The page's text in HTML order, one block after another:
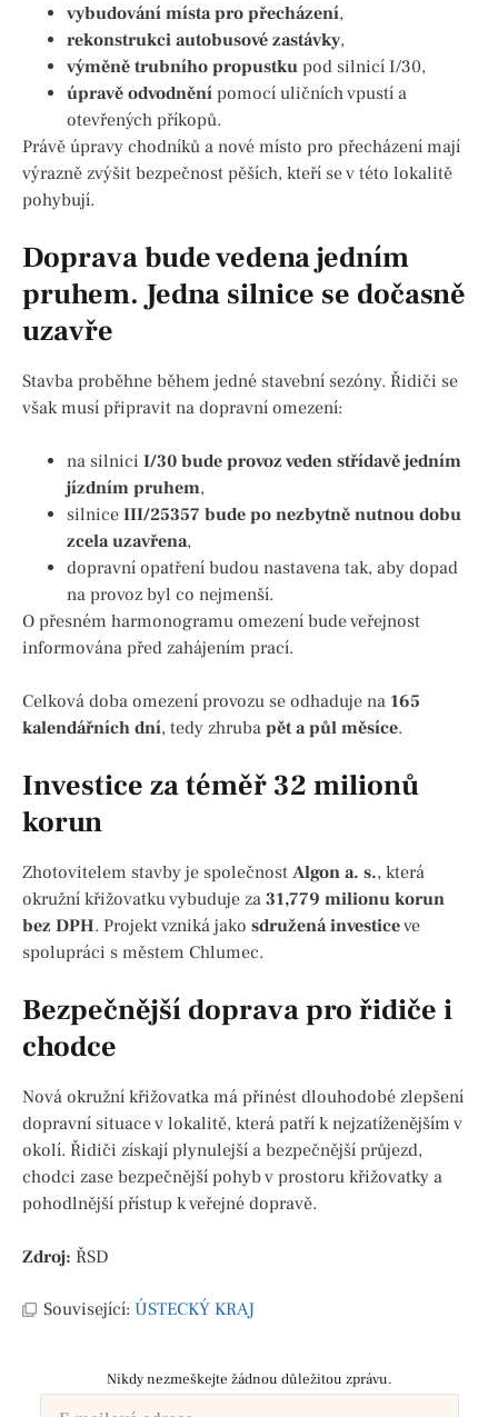
vybudování místa pro přecházení,
rekonstrukci autobusové zastávky,
výměně trubního propustku pod silnicí I/30,
úpravě odvodnění pomocí uličních vpustí a
otevřených příkopů.
Právě úpravy chodníků a nové místo pro přecházení mají
výrazně zvýšit bezpečnost pěších, kteří se v této lokalitě
pohybují.
Doprava bude vedena jedním
pruhem. Jedna silnice se dočasně
uzavře
Stavba proběhne během jedné stavební sezóny. Řidiči se
však musí připravit na dopravní omezení:
na silnici I/30 bude provoz veden střídavě jedním
jízdním pruhem,
silnice III/25357 bude po nezbytně nutnou dobu
zcela uzavřena,
dopravní opatření budou nastavena tak, aby dopad
na provoz byl co nejmenší.
O přesném harmonogramu omezení bude veřejnost
informována před zahájením prací.
Celková doba omezení provozu se odhaduje na 165
kalendářních dní, tedy zhruba pět a půl měsíce.
Investice za téměř 32 milionů
korun
Zhotovitelem stavby je společnost Algon a. s., která
okružní křižovatku vybuduje za 31,779 milionu korun
bez DPH. Projekt vzniká jako sdružená investiceve
spolupráci s městem Chlumec.
Bezpečnější doprava pro řidiče i
chodce
Nová okružní křižovatka má přinést dlouhodobé zlepšení
dopravní situace v lokalitě, která patří k nejzatíženějším v
okolí. Řidiči získají plynulejší a bezpečnější průjezd,
chodci zase bezpečnější pohyb v prostoru křižovatky a
pohodlnější přístup k veřejné dopravě.
Zdroj: ŘSD
Související: ÚSTECKÝ KRAJ
Nikdy nezmeškejte žádnou důležitou zprávu.